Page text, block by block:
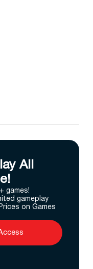
All
games!
gameplay
on Games